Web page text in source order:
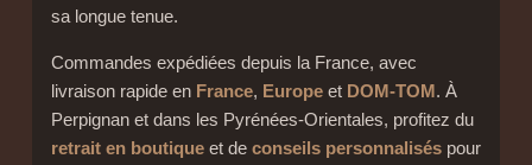
sa longue tenue.
Commandes expédiées depuis la France, avec
livraison rapide en France, Europeet DOM-TOM. À
Perpignan et dans les Pyrénées-Orientales, profitez du
retrait en boutiqueet de conseils personnaliséspour